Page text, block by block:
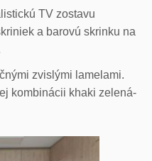
TV zostavu
a barovú skrinku na
zvislými lamelami.
kombinácii khaki zelená-